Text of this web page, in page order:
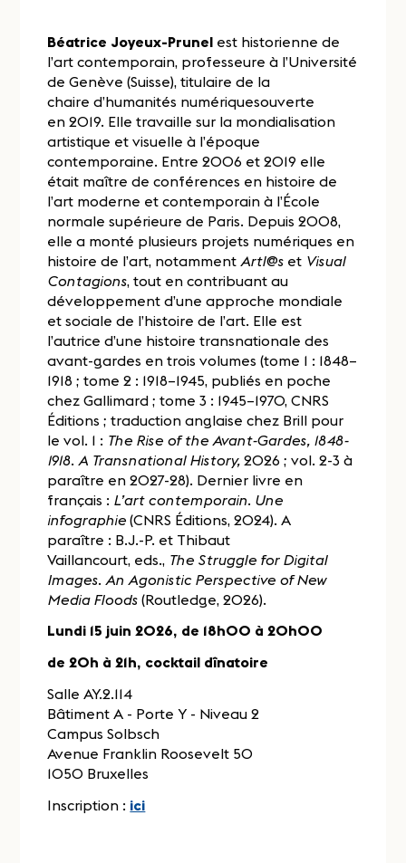
Béatrice Joyeux-Prunel est historienne de
l’art contemporain, professeure à l’Université
de Genève (Suisse), titulaire de la
chaire d’humanités numériquesouverte
en 2019. Elle travaille sur la mondialisation
artistique et visuelle à l’époque
contemporaine. Entre 2006 et 2019 elle
était maître de conférences en histoire de
l’art moderne et contemporain à l’École
normale supérieure de Paris. Depuis 2008,
elle a monté plusieurs projets numériques en
histoire de l’art, notamment Artl@s et Visual
Contagions, tout en contribuant au
développement d’une approche mondiale
et sociale de l’histoire de l’art. Elle est
l’autrice d’une histoire transnationale des
avant-gardes en trois volumes (tome 1 : 1848–
1918 ; tome 2 : 1918–1945, publiés en poche
chez Gallimard ; tome 3 : 1945–1970, CNRS
Éditions ; traduction anglaise chez Brill pour
le vol. 1 : The Rise of the Avant-Gardes, 1848-
1918. A Transnational History,2026 ; vol. 2-3 à
paraître en 2027-28). Dernier livre en
français : L’art contemporain. Une
infographie (CNRS Éditions, 2024). A
paraître : B.J.-P. et Thibaut
Vaillancourt, eds., The Struggle for Digital
Images. An Agonistic Perspective of New
Media Floods(Routledge, 2026).
Lundi 15 juin 2026, de 18h00 à 20h00
de 20h à 21h, cocktail dînatoire
Salle AY.2.114
Bâtiment A - Porte Y - Niveau 2
Campus Solbsch
Avenue Franklin Roosevelt 50
1050 Bruxelles
Inscription : ici